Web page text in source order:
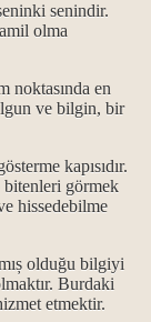
senindir.
olma
noktasında en
ve bilgin, bir
kapısıdır.
görmek
hissedebilme
olduğu bilgiyi
Burdaki
etmektir.